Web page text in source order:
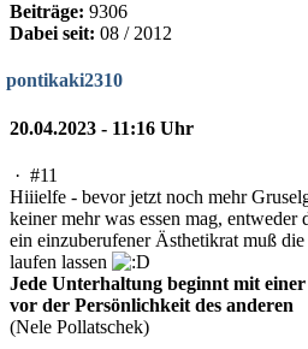
Beiträge: 9306
Dabei seit: 08 / 2012
pontikaki2310
20.04.2023 - 11:16 Uhr
· #11
Hiiielfe - bevor jetzt noch mehr
keiner mehr was essen mag, entweder
ein einzuberufener Ästhetikrat muß
laufen lassen
Jede Unterhaltung beginnt mit
vor der Persönlichkeit des anderen
(Nele Pollatschek)